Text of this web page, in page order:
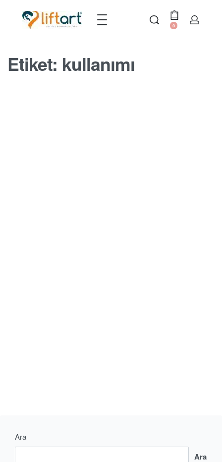
0
Etiket: kullanımı
Ara
Ara